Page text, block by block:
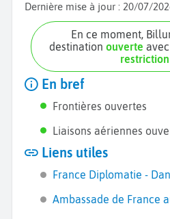
Dernière mise à jour : 20/07/
En ce moment, Billund est une
destinationouverte avec
restriction
En bref
Frontières ouvertes
Liaisons aériennes
Liens utiles
France Diplomatie -
Ambassade de France